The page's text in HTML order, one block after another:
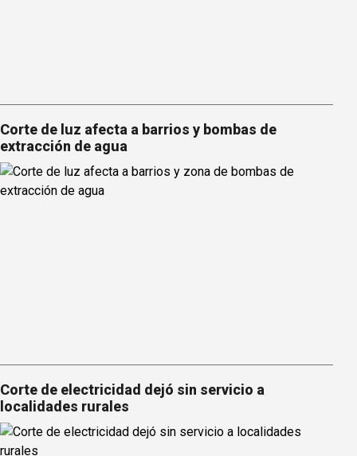
Corte de luz afecta a barrios y bombas de
extracción de agua
Corte de electricidad dejó sin servicio a
localidades rurales